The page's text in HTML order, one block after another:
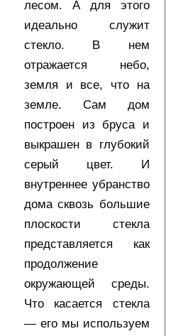
лесом. А для этого
идеально служит
стекло. В нем
отражается небо,
земля и все, что на
земле. Сам дом
построен из бруса и
выкрашен в глубокий
серый цвет. И
внутреннее убранство
дома сквозь большие
плоскости стекла
представляется как
продолжение
окружающей среды.
Что касается стекла
— его мы используем